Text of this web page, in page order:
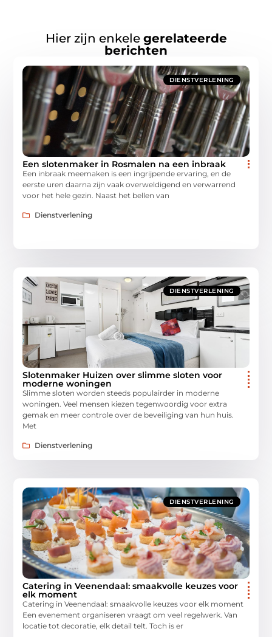
Hier zijn enkele gerelateerde
berichten
DIENSTVERLENING
Een slotenmaker in Rosmalen na een inbraak
Een inbraak meemaken is een ingrijpende ervaring, en de
eerste uren daarna zijn vaak overweldigend en verwarrend
voor het hele gezin. Naast het bellen van
Dienstverlening
DIENSTVERLENING
Slotenmaker Huizen over slimme sloten voor
moderne woningen
Slimme sloten worden steeds populairder in moderne
woningen. Veel mensen kiezen tegenwoordig voor extra
gemak en meer controle over de beveiliging van hun huis.
Met
Dienstverlening
DIENSTVERLENING
Catering in Veenendaal: smaakvolle keuzes voor
elk moment
Catering in Veenendaal: smaakvolle keuzes voor elk moment
Een evenement organiseren vraagt om veel regelwerk. Van
locatie tot decoratie, elk detail telt. Toch is er